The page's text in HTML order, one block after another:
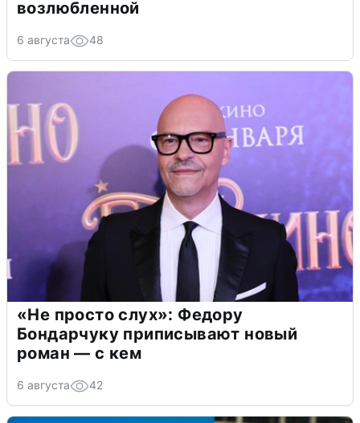
возлюбленной
6 августа 48
«Не просто слух»: Федору
Бондарчуку приписывают новый
роман — с кем
6 августа 42